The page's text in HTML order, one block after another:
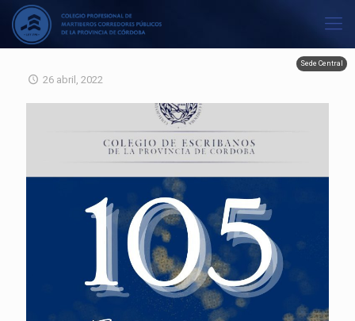
26 abril, 2022
Sede Central